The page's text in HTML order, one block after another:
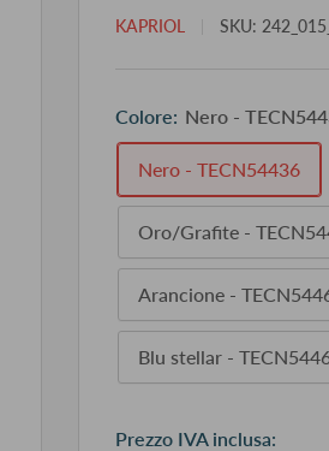
KAPRIOL SKU:
Colore: Nero -
Nero - TECN54436
Oro/Grafite -
Arancione -
Blu stellar -
Prezzo IVA inclusa: